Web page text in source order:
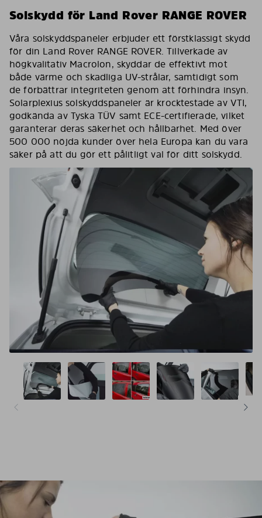
Solskydd för Land Rover RANGE ROVER
Våra solskyddspaneler erbjuder ett förstklassigt skydd
för din Land Rover RANGE ROVER. Tillverkade av
högkvalitativ Macrolon, skyddar de effektivt mot
både värme och skadliga UV-strålar, samtidigt som
de förbättrar integriteten genom att förhindra insyn.
Solarplexius solskyddspaneler är krocktestade av VTI,
godkända av Tyska TÜV samt ECE-certifierade, vilket
garanterar deras säkerhet och hållbarhet. Med över
500 000 nöjda kunder över hela Europa kan du vara
säker på att du gör ett pålitligt val för ditt solskydd.